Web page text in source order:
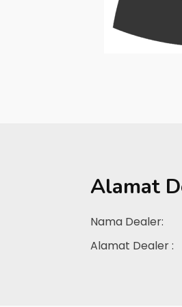
Alamat
Nama Dealer:
Alamat Dealer :